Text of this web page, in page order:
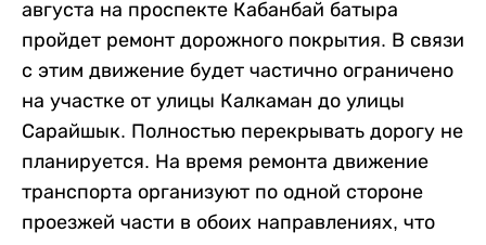
августа на проспекте Кабанбай батыра
пройдет ремонт дорожного покрытия. В связи
с этим движение будет частично ограничено
на участке от улицы Калкаман до улицы
Сарайшык. Полностью перекрывать дорогу не
планируется. На время ремонта движение
транспорта организуют по одной стороне
проезжей части в обоих направлениях, что